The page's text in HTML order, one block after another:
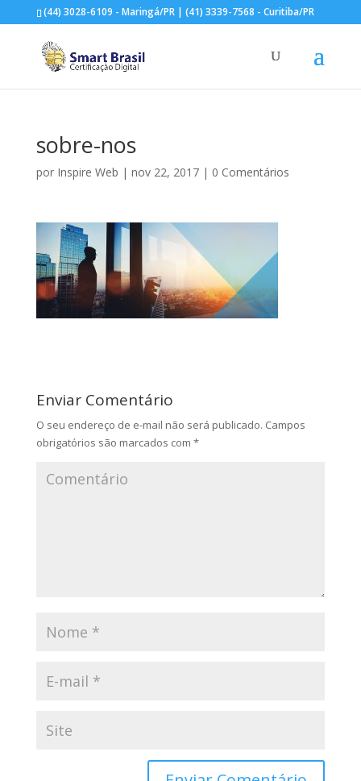
(44) 3028-6109 - Maringá/PR | (41) 3339-7568 - Curitiba/PR
sobre-nos
por Inspire Web | nov 22, 2017| 0 Comentários
Enviar Comentário
O seu endereço de e-mail não será publicado. Campos
obrigatórios são marcados com *